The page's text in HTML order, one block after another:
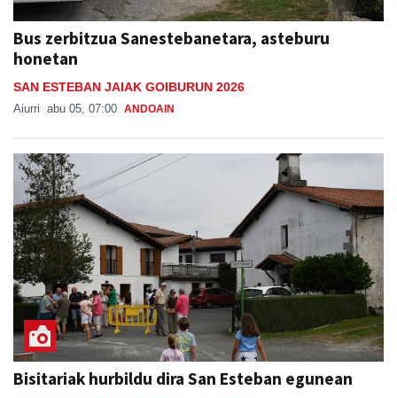
Bus zerbitzua Sanestebanetara, asteburu
honetan
SAN ESTEBAN JAIAK GOIBURUN 2026
Aiurri abu 05, 07:00 ANDOAIN
Bisitariak hurbildu dira San Esteban egunean